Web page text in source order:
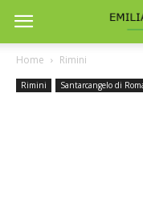
Home Rimini
Rimini Santarcangelo di